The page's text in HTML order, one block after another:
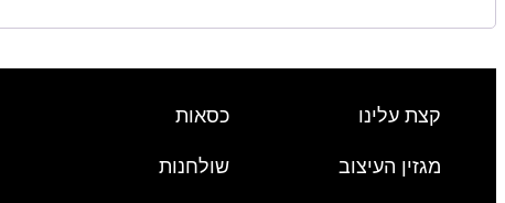
קצת עלינו
מגזין העיצוב
כסאות
שולחנות